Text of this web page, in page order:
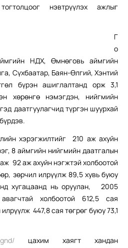
нэвтрүүлэх ажлыг
Г
о
НДХ, Өмнөговь аймгийн
Сүхбаатар, Баян-Өлгий, Хэнтий
бүрэн ашиглалтанд орж 3,1
хөрөнгө нэмэгдэн, нийгмийн
даатгуулагчид түргэн шуурхай
хэрэгжилтийг 210 аж ахуйн
8 аймгийн нийгмийн даатгалын
92 аж ахуйн нэгжтэй холбоотой
зөрчил илрүүлж 89,5 хувь буюу
хугацаанд нь оруулан, 2005
авагчтай холбоотой 612,5 сая
447,8 сая төгрөг буюу 73,1
цахим хаягт хандан